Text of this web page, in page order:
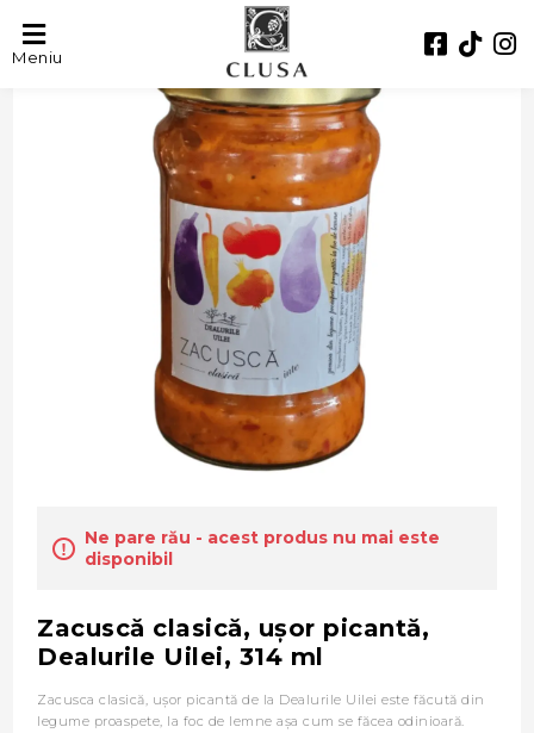
Meniu
Ne pare rău - acest produs nu mai este
disponibil
Zacuscă clasică, uşor picantă,
Dealurile Uilei, 314 ml
Zacusca clasică, uşor picantă de la Dealurile Uilei este făcută din
legume proaspete, la foc de lemne aşa cum se făcea odinioară.